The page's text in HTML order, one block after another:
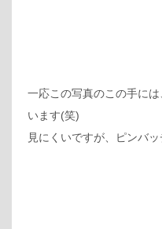
一応この写真のこの手に
います(笑)
見にくいですが、ピンバッ